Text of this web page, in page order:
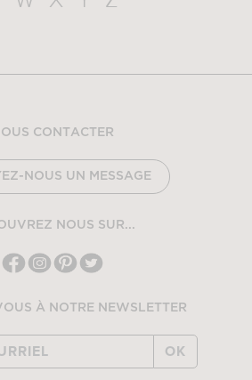
CONTACTER
NOUS UN MESSAGE
NOUS SUR...
À NOTRE NEWSLETTER
OK